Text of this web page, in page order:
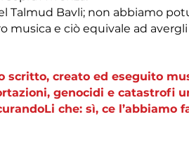
Talmud Bavli; non abbiamo
e ciò equivale ad
creato ed eseguito
genocidi e catastrofi
che: sì, ce l’abbiamo